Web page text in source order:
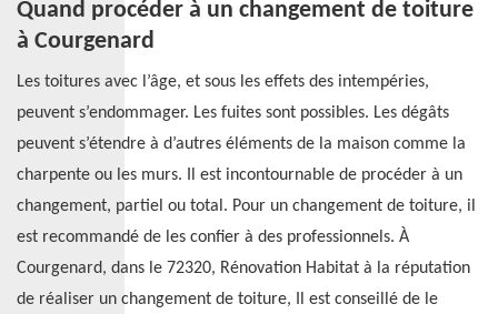
Quand procéder à un changement de toiture
à Courgenard
Les toitures avec l’âge, et sous les effets des intempéries,
peuvent s’endommager. Les fuites sont possibles. Les dégâts
peuvent s’étendre à d’autres éléments de la maison comme la
charpente ou les murs. Il est incontournable de procéder à un
changement, partiel ou total. Pour un changement de toiture, il
est recommandé de les confier à des professionnels. À
Courgenard, dans le 72320, Rénovation Habitat à la réputation
de réaliser un changement de toiture, Il est conseillé de le